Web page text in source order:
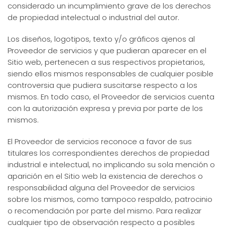
considerado un incumplimiento grave de los derechos
de propiedad intelectual o industrial del autor.
Los diseños, logotipos, texto y/o gráficos ajenos al
Proveedor de servicios y que pudieran aparecer en el
Sitio web, pertenecen a sus respectivos propietarios,
siendo ellos mismos responsables de cualquier posible
controversia que pudiera suscitarse respecto a los
mismos. En todo caso, el Proveedor de servicios cuenta
con la autorización expresa y previa por parte de los
mismos.
El Proveedor de servicios reconoce a favor de sus
titulares los correspondientes derechos de propiedad
industrial e intelectual, no implicando su sola mención o
aparición en el Sitio web la existencia de derechos o
responsabilidad alguna del Proveedor de servicios
sobre los mismos, como tampoco respaldo, patrocinio
o recomendación por parte del mismo. Para realizar
cualquier tipo de observación respecto a posibles